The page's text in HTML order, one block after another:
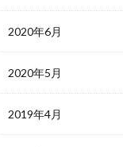
2020年6月
2020年5月
2019年4月